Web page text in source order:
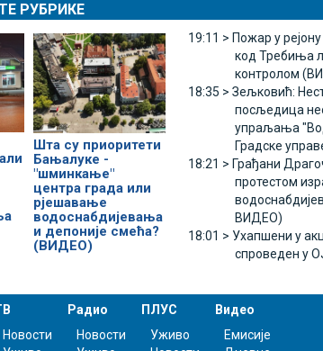
РУБРИКЕ
Шта су приоритети
Бањалуке -
"шминкање"
центра града или
рјешавање
водоснабдијевања
и депоније смећа?
(ВИДЕО)
19:11 > Пожар у
код Требиња
контролом
18:35 > Зељковић:
посљедица
упраљања
Градске
18:21 > Грађани
протестом
ВИДЕО)
18:01 > Ухапшени у
спроведен у
Новости
Радио
Новости
ПЛУС
Уживо
Видео
Емисије